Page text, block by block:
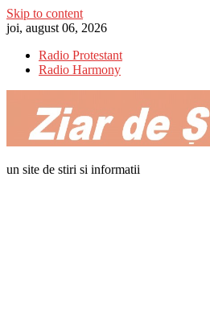
Skip to content
joi, august 06, 2026
Radio Protestant
Radio Harmony
un site de stiri si informatii